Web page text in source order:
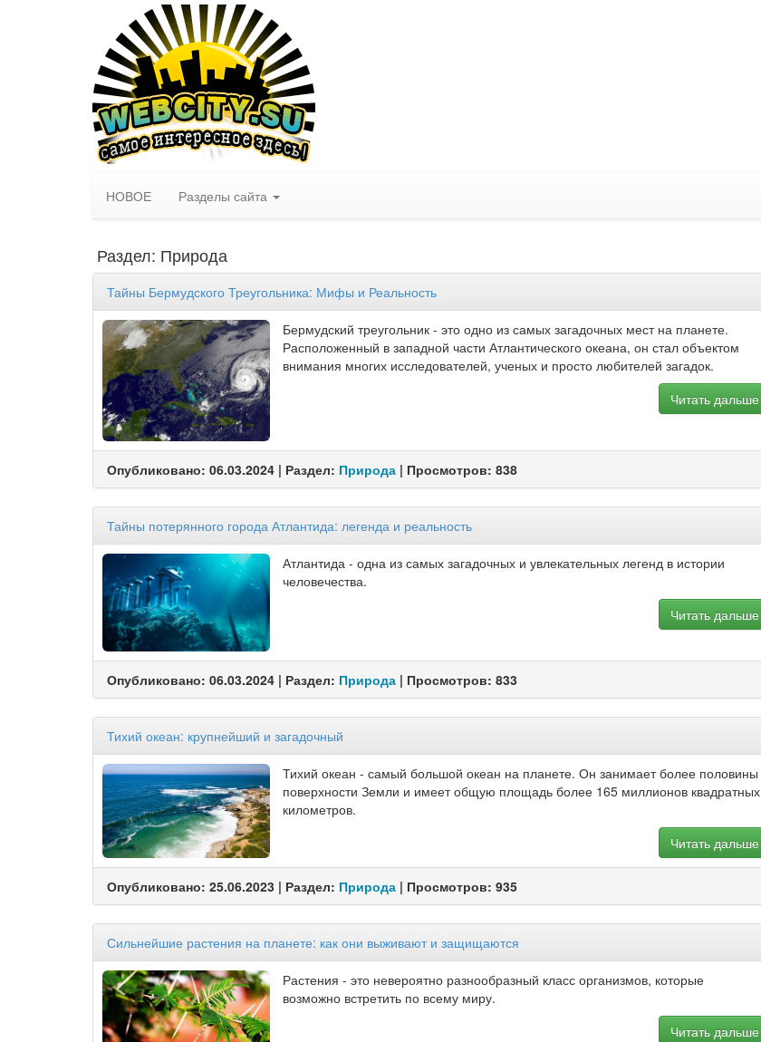
НОВОЕ Разделы сайта
Раздел: Природа
Тайны Бермудского Треугольника: Мифы и Реальность
Бермудский треугольник - это одно из самых загадочных мест на планете.
Расположенный в западной части Атлантического океана, он стал объектом
внимания многих исследователей, ученых и просто любителей загадок.
Читать дальше
Опубликовано: 06.03.2024 | Раздел: Природа | Просмотров: 838
Тайны потерянного города Атлантида: легенда и реальность
Атлантида - одна из самых загадочных и увлекательных легенд в истории
человечества.
Читать дальше
Опубликовано: 06.03.2024 | Раздел: Природа | Просмотров: 833
Тихий океан: крупнейший и загадочный
Тихий океан - самый большой океан на планете. Он занимает более половины
поверхности Земли и имеет общую площадь более 165 миллионов квадратных
километров.
Читать дальше
Опубликовано: 25.06.2023 | Раздел: Природа | Просмотров: 935
Сильнейшие растения на планете: как они выживают и защищаются
Растения - это невероятно разнообразный класс организмов, которые
возможно встретить по всему миру.
Читать дальше